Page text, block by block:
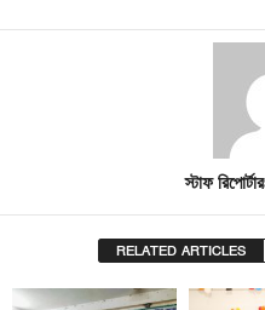
স্টাফ
RELATED ARTICLES